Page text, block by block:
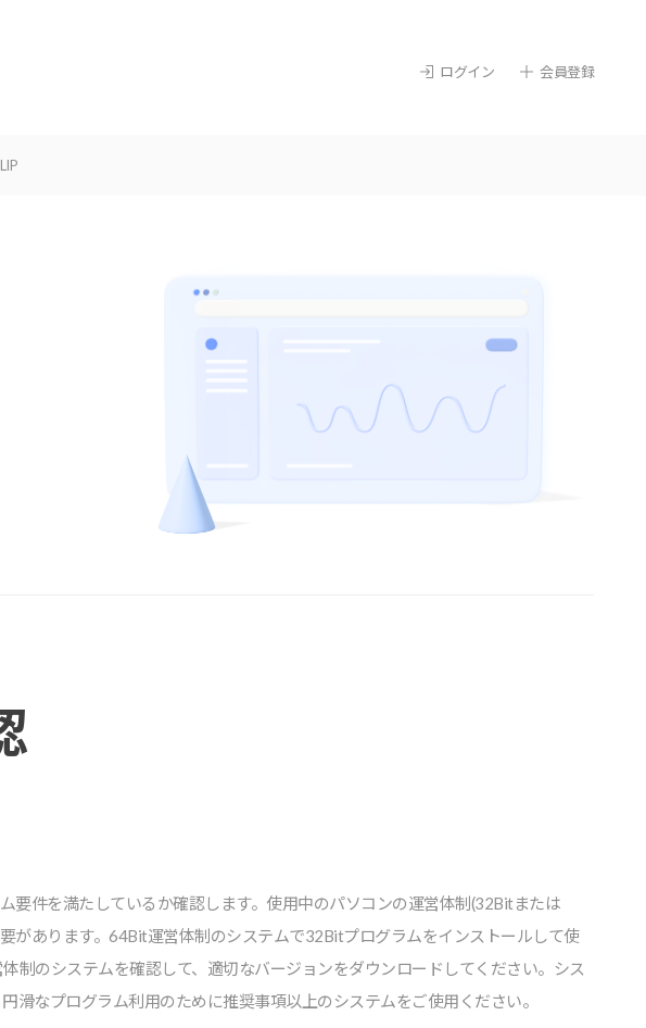
ログイン 会員登録
要件を満たしているか確認します。使⽤中のパソコンの運営体制(32Bitまたは
があります。64Bit運営体制のシステムで32Bitプログラムをインストールして使
制のシステムを確認して、適切なバージョンをダウンロードしてください。シス
滑なプログラム利⽤のために推奨事項以上のシステムをご使⽤ください。